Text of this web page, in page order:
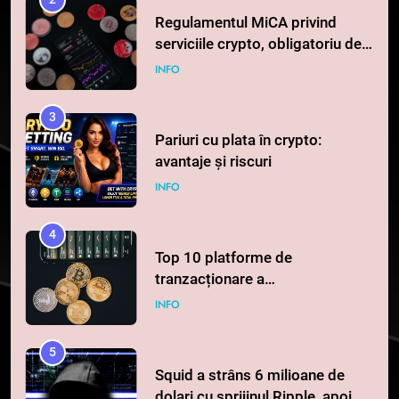
Regulamentul MiCA privind
serviciile crypto, obligatoriu de
la 1 iulie în România
INFO
3
Pariuri cu plata în crypto:
avantaje și riscuri
INFO
4
Top 10 platforme de
tranzacționare a
criptomonedelor în 2026
INFO
5
Squid a strâns 6 milioane de